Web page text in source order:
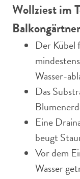
Wollziest im
Balkongärtner
Der Kübel
Wasser-
Das
Eine
beugt
Vor dem
Wasser